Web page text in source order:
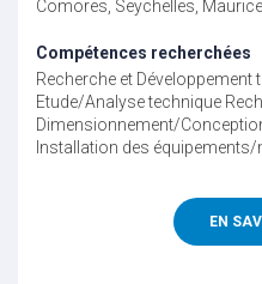
Comores, Seychelles,
Compétences recherchées
Recherche et Développement
Etude/Analyse technique
Dimensionnement/
Installation des
EN